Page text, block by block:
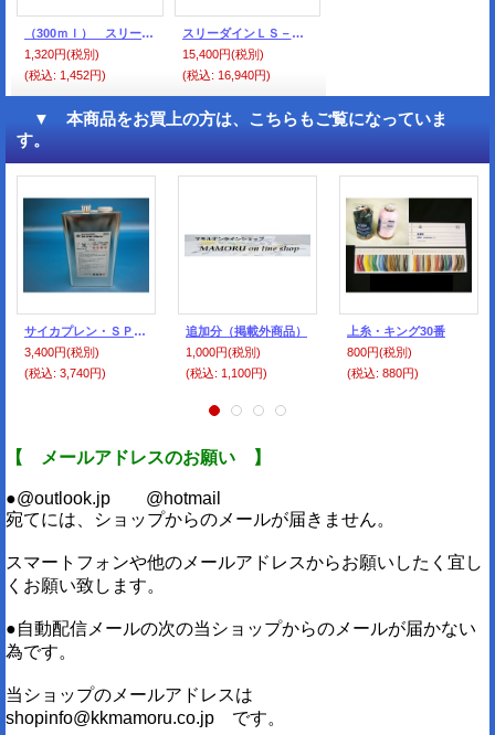
（300ｍｌ） スリーダインＬＳ－６０小缶 (300ｍｌ・丸缶入）
1,320円(税別)
(税込: 1,452円)
スリーダインＬＳ－６０・18L大缶
15,400円(税別)
(税込: 16,940円)
▼ 本商品をお買上の方は、こちらもご覧になっていま
す。
サイカプレン・ＳＰＭラバー 3Ｌ
3,400円(税別)
(税込: 3,740円)
追加分（掲載外商品）
1,000円(税別)
(税込: 1,100円)
上糸・キング30番
800円(税別)
(税込: 880円)
【 メールアドレスのお願い 】
●@outlook.jp @hotmail
宛てには、ショップからのメールが届きません。
スマートフォンや他のメールアドレスからお願いしたく宜し
くお願い致します。
●自動配信メールの次の当ショップからのメールが届かない
為です。
当ショップのメールアドレスは
shopinfo@kkmamoru.co.jp です。